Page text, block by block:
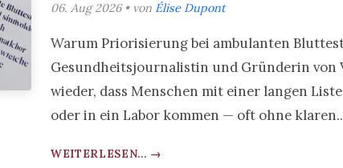
06. Aug 2026 • von Élise Dupont
Warum Priorisierung bei ambulanten
Gesundheitsjournalistin und Gründerin von
wieder, dass Menschen mit einer langen
oder in ein Labor kommen — oft ohne
WEITERLESEN... →